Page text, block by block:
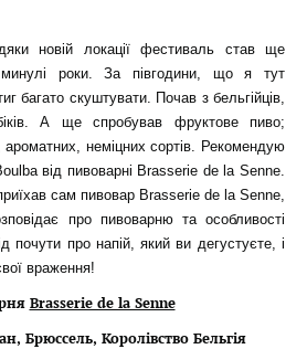
новій локації фестиваль став ще
роки. За півгодини, що я тут
багато скуштувати. Почав з бельгійців,
А ще спробував фруктове пиво;
ароматних, неміцних сортів. Рекомендую
від пивоварні Brasserie de la Senne.
сам пивовар Brasserie de la Senne,
про пивоварню та особливості
почути про напій, який ви дегустуєте, і
враження!
Brasserie de la Senne
Брюссель, Королівство Бельгія